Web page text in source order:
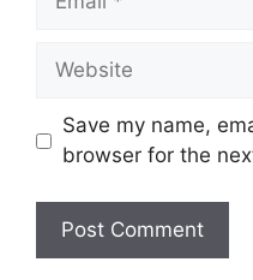
Website
Save my name,
browser for the